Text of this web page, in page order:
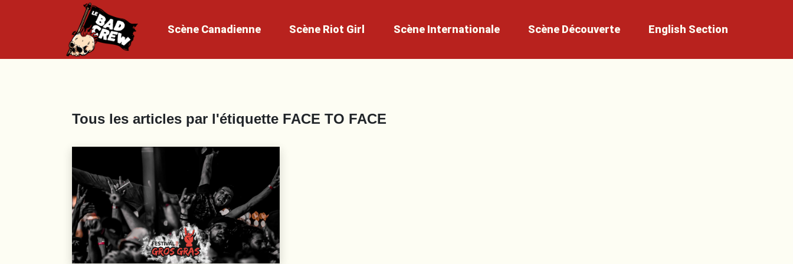
Scène Canadienne Scène Riot Girl Scène Internationale Scène Découverte English Section
Tous les articles par l'étiquette FACE TO FACE